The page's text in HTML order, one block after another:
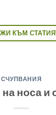
КЪМ
СЧУПВАНИЯ
носа и